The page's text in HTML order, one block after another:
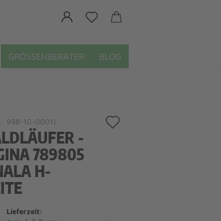
GRÖSSENBERATER BLOG
998-10-0001)
-
789805
H-
Lieferzeit: